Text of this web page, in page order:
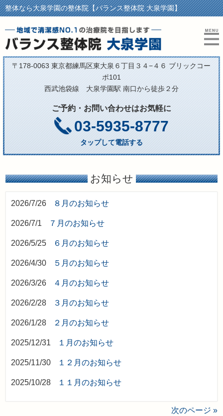
整体なら大泉学園の整体院【バランス整体院 大泉学園】
〒178-0063 東京都練馬区東大泉６丁目３４−４６ ブリックコー
ポ101
西武池袋線 大泉学園駅 南口から徒歩２分
ご予約・お問い合わせはお気軽に
03-5935-8777
タップして電話する
お知らせ
2026/7/26 ８月のお知らせ
2026/7/1 ７月のお知らせ
2026/5/25 ６月のお知らせ
2026/4/30 ５月のお知らせ
2026/3/26 ４月のお知らせ
2026/2/28 ３月のお知らせ
2026/1/28 ２月のお知らせ
2025/12/31 １月のお知らせ
2025/11/30 １２月のお知らせ
2025/10/28 １１月のお知らせ
次のページ »